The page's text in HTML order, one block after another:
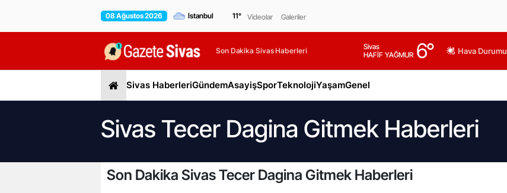
08 Ağustos 2026 11° Videolar Galeriler
Son Dakika Sivas Haberleri
Sivas
HAFİF YAĞMUR 6° Hava Durumu
Sivas HaberleriGündemAsayişSporTeknolojiYaşamGenel
Sivas Tecer Dagina Gitmek Haberleri
Son Dakika Sivas Tecer Dagina Gitmek Haberleri